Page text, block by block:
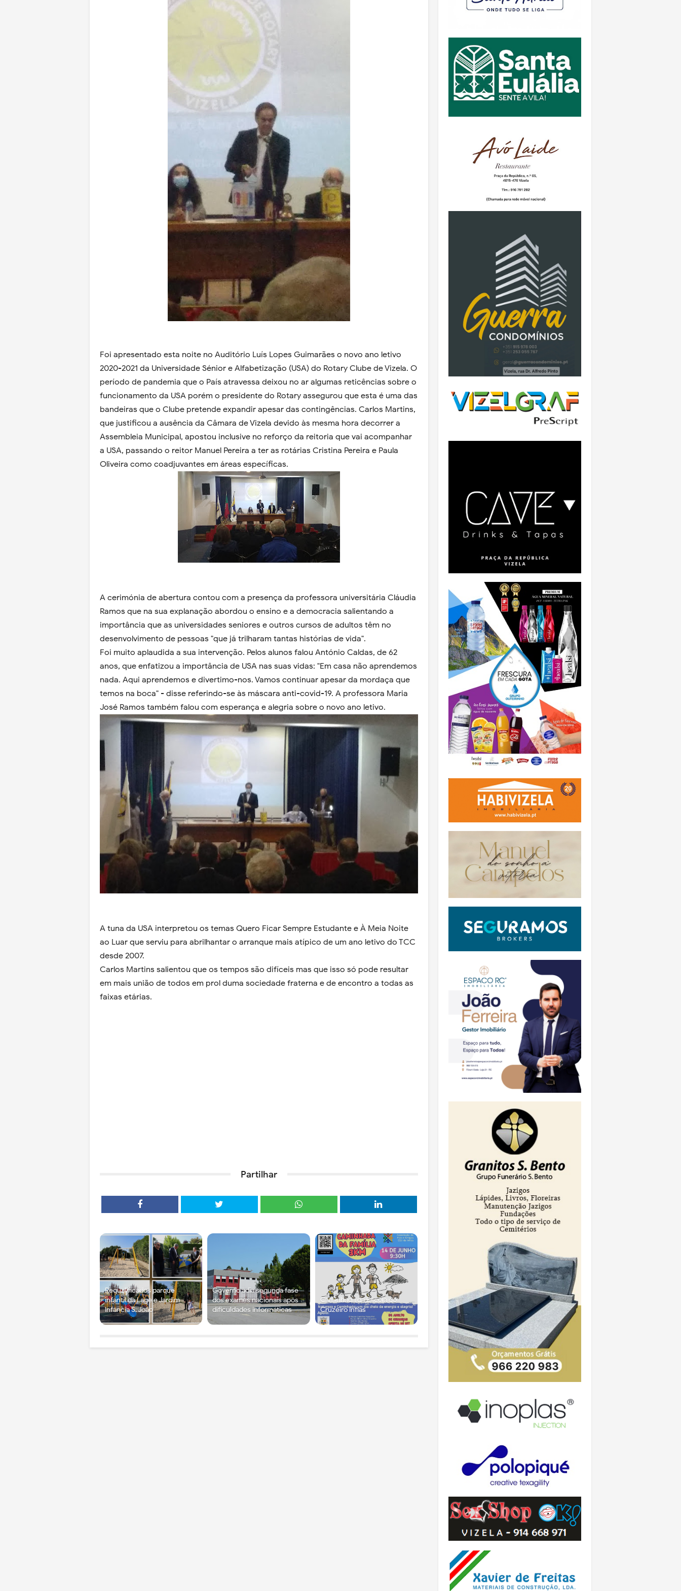
Foi apresentado esta noite no Auditório Luís Lopes Guimarães o novo ano letivo
2020-2021 da Universidade Sénior e Alfabetização (USA) do Rotary Clube de Vizela. O
período de pandemia que o País atravessa deixou no ar algumas reticências sobre o
funcionamento da USA porém o presidente do Rotary assegurou que esta é uma das
bandeiras que o Clube pretende expandir apesar das contingências. Carlos Martins,
que justificou a ausência da Câmara de Vizela devido às mesma hora decorrer a
Assembleia Municipal, apostou inclusive no reforço da reitoria que vai acompanhar
a USA, passando o reitor Manuel Pereira a ter as rotárias Cristina Pereira e Paula
Oliveira como coadjuvantes em áreas específicas.
A cerimónia de abertura contou com a presença da professora universitária Cláudia
Ramos que na sua explanação abordou o ensino e a democracia salientando a
importância que as universidades seniores e outros cursos de adultos têm no
desenvolvimento de pessoas "que já trilharam tantas histórias de vida".
Foi muito aplaudida a sua intervenção. Pelos alunos falou António Caldas, de 62
anos, que enfatizou a importância de USA nas suas vidas: "Em casa não aprendemos
nada. Aqui aprendemos e divertimo-nos. Vamos continuar apesar da mordaça que
temos na boca" - disse referindo-se às máscara anti-covid-19. A professora Maria
José Ramos também falou com esperança e alegria sobre o novo ano letivo.
A tuna da USA interpretou os temas Quero Ficar Sempre Estudante e À Meia Noite
ao Luar que serviu para abrilhantar o arranque mais atípico de um ano letivo do TCC
desde 2007.
Carlos Martins salientou que os tempos são difíceis mas que isso só pode resultar
em mais união de todos em prol duma sociedade fraterna e de encontro a todas as
faixas etárias.
Partilhar
Requalificados parque
infantil da Lage e Jardim
Infância S. João
Governo adia segunda fase
dos exames nacionais após
dificuldades informáticas
Caminhada da Escola do
Cruzeiro Infias